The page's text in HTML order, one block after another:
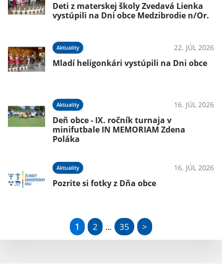
Deti z materskej školy Zvedavá Lienka
vystúpili na Dni obce Medzibrodie n/Or.
Aktuality 22. JÚL 2026
Mladí heligonkári vystúpili na Dni obce
Aktuality 16. JÚL 2026
Deň obce - IX. ročník turnaja v
minifutbale IN MEMORIAM Zdena
Poláka
Aktuality 16. JÚL 2026
Pozrite si fotky z Dňa obce
1 2 ... 35 >